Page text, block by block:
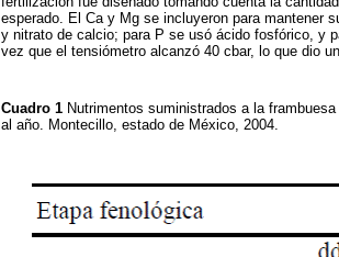
esperado. El Ca y Mg se incluyeron para mantener
y nitrato de calcio; para P se usó ácido fosfórico, y
vez que el tensiómetro alcanzó 40 cbar, lo que dio
Cuadro 1 Nutrimentos suministrados a la
al año. Montecillo, estado de México, 2004.